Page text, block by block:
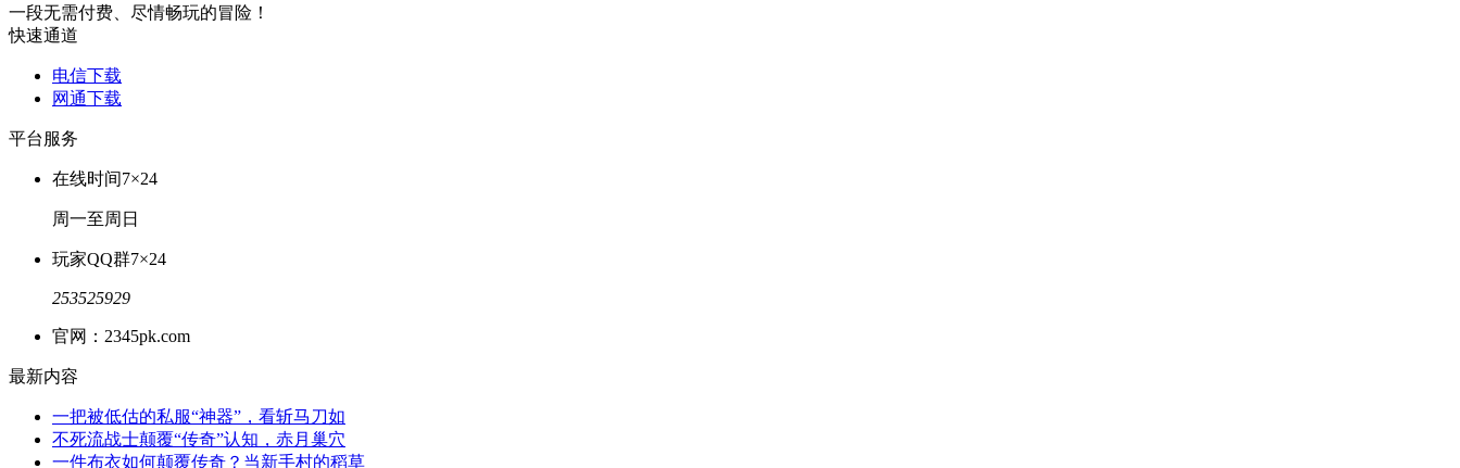
一段无需付费、尽情畅玩的冒险！
快速通道
电信下载
网通下载
平台服务
在线时间7×24
周一至周日
玩家QQ群7×24
253525929
官网：2345pk.com
最新内容
一把被低估的私服“神器”，看斩马刀如
不死流战士颠覆“传奇”认知，赤月巢穴
一件布衣如何颠覆传奇？当新手村的稻草